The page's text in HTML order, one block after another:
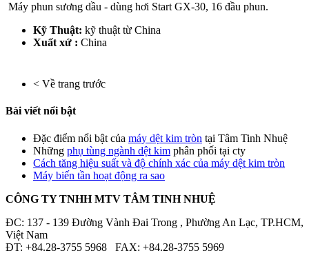
Máy phun sương dầu - dùng hơi Start GX-30, 16 đầu phun.
Kỹ Thuật: kỹ thuật từ China
Xuất xứ : China
< Về trang trước
Bài viết nổi bật
Đặc điểm nổi bật của máy dệt kim tròn tại Tâm Tinh Nhuệ
Những phụ tùng ngành dệt kim phân phối tại cty
Cách tăng hiệu suất và độ chính xác của máy dệt kim tròn
Máy biến tần hoạt động ra sao
CÔNG TY TNHH MTV TÂM TINH NHUỆ
ĐC: 137 - 139 Đường Vành Đai Trong , Phường An Lạc, TP.HCM,
Việt Nam
ĐT: +84.28-3755 5968 FAX: +84.28-3755 5969